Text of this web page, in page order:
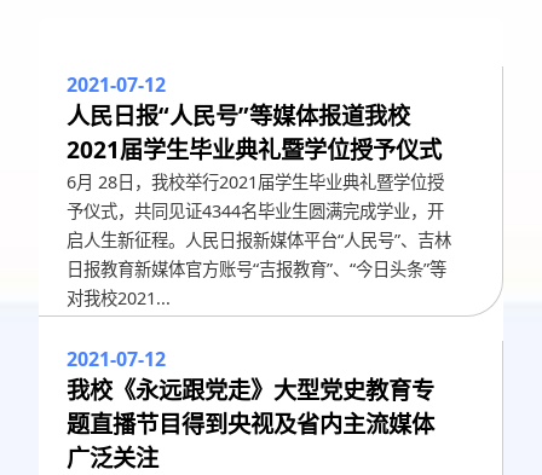
媒体工商
2021-07-12
人民日报“人民号”等媒体报道我校
2021届学生毕业典礼暨学位授予仪式
6月 28日，我校举行2021届学生毕业典礼暨学位授
予仪式，共同见证4344名毕业生圆满完成学业，开
启人生新征程。人民日报新媒体平台“人民号”、吉林
日报教育新媒体官方账号“吉报教育”、“今日头条”等
对我校2021...
2021-07-12
我校《永远跟党走》大型党史教育专
题直播节目得到央视及省内主流媒体
广泛关注